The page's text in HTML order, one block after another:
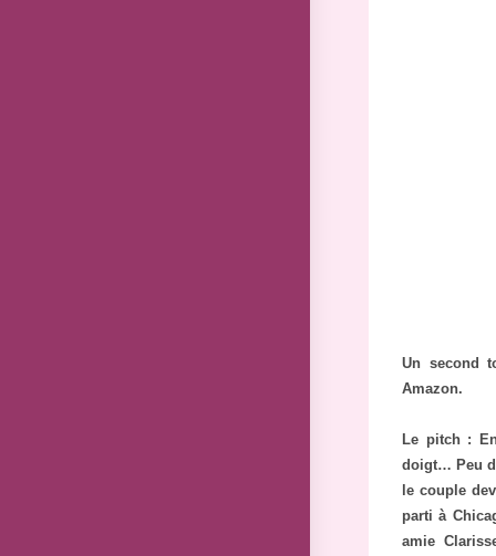
Un second
Amazon.
Le pitch :
doigt… Peu
le couple
parti à
amie